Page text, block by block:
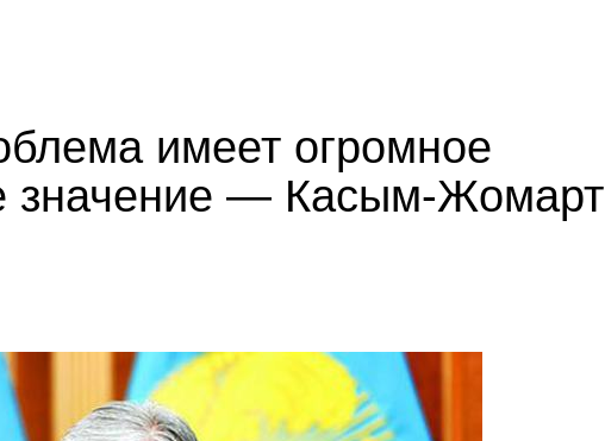
имеет огромное
значение — Касым-Жомарт